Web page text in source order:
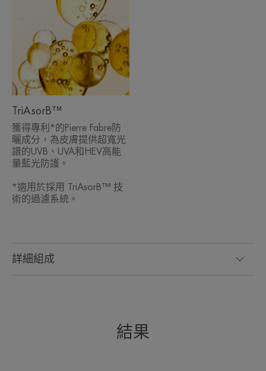
詳細組成
TriAsorB™
獲得專利*的Pierre Fabre防
曬成分，為皮膚提供超寬光
譜的UVB、UVA和HEV高能
量藍光防護。
*適用於採用 TriAsorB™ 技
術的過濾系統。
結果